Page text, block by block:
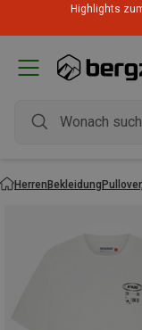
Highlights
HerrenBekleidung